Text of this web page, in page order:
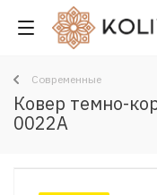
Современные
Ковер темно-
0022A